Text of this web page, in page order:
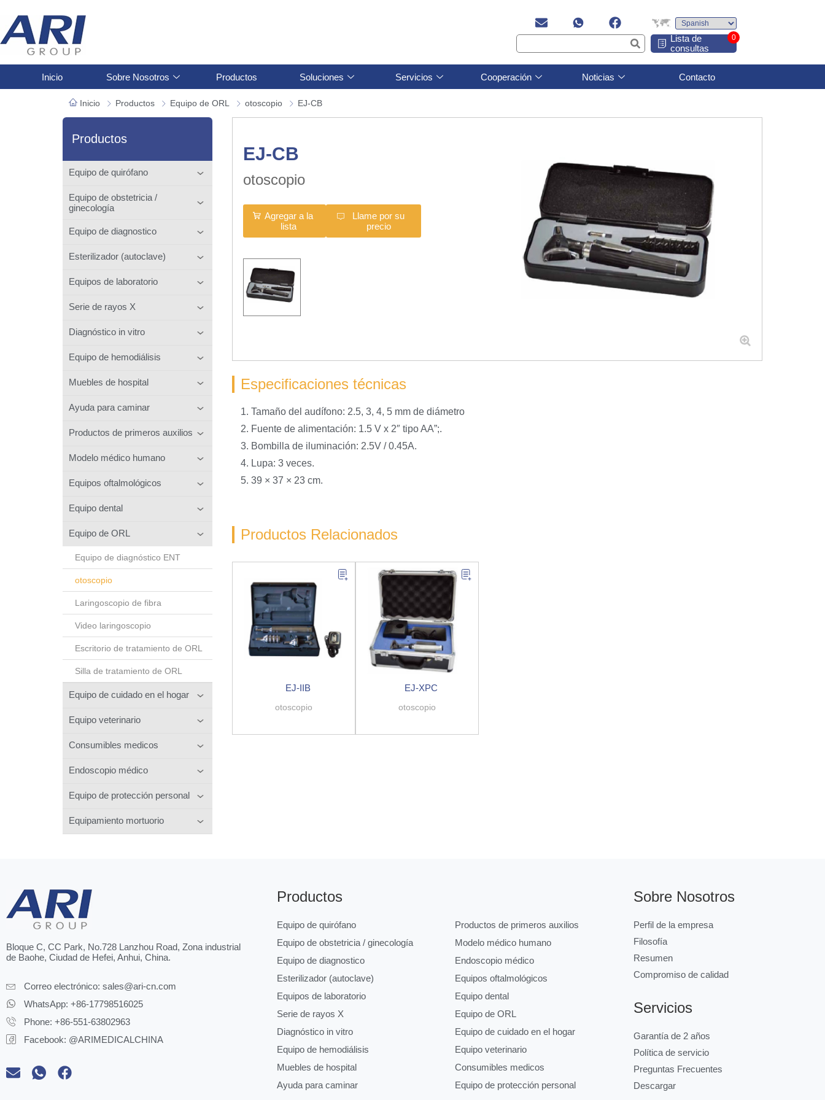
Lista de
consultas
0
Inicio Sobre Nosotros Productos Soluciones Servicios Cooperación Noticias Contacto
Inicio Productos Equipo de ORL otoscopio EJ-CB
Productos
Equipo de quirófano
Equipo de obstetricia /
ginecología
Equipo de diagnostico
Esterilizador (autoclave)
Equipos de laboratorio
Serie de rayos X
Diagnóstico in vitro
Equipo de hemodiálisis
Muebles de hospital
Ayuda para caminar
Productos de primeros auxilios
Modelo médico humano
Equipos oftalmológicos
Equipo dental
Equipo de ORL
Equipo de diagnóstico ENT
otoscopio
Laringoscopio de fibra
Video laringoscopio
Escritorio de tratamiento de ORL
Silla de tratamiento de ORL
Equipo de cuidado en el hogar
Equipo veterinario
Consumibles medicos
Endoscopio médico
Equipo de protección personal
Equipamiento mortuorio
EJ-CB
otoscopio
Agregar a la
lista
Llame por su
precio
Especificaciones técnicas
1. Tamaño del audífono: 2.5, 3, 4, 5 mm de diámetro
2. Fuente de alimentación: 1.5 V x 2″ tipo AA”;.
3. Bombilla de iluminación: 2.5V / 0.45A.
4. Lupa: 3 veces.
5. 39 × 37 × 23 cm.
Productos Relacionados
EJ-IIB
otoscopio
EJ-XPC
otoscopio
Bloque C, CC Park, No.728 Lanzhou Road, Zona industrial
de Baohe, Ciudad de Hefei, Anhui, China.
Correo electrónico: sales@ari-cn.com
WhatsApp: +86-17798516025
Phone: +86-551-63802963
Facebook: @ARIMEDICALCHINA
Productos
Equipo de quirófano
Equipo de obstetricia / ginecología
Equipo de diagnostico
Esterilizador (autoclave)
Equipos de laboratorio
Serie de rayos X
Diagnóstico in vitro
Equipo de hemodiálisis
Muebles de hospital
Ayuda para caminar
Productos de primeros auxilios
Modelo médico humano
Endoscopio médico
Equipos oftalmológicos
Equipo dental
Equipo de ORL
Equipo de cuidado en el hogar
Equipo veterinario
Consumibles medicos
Equipo de protección personal
Sobre Nosotros
Perfil de la empresa
Filosofía
Resumen
Compromiso de calidad
Servicios
Garantía de 2 años
Política de servicio
Preguntas Frecuentes
Descargar